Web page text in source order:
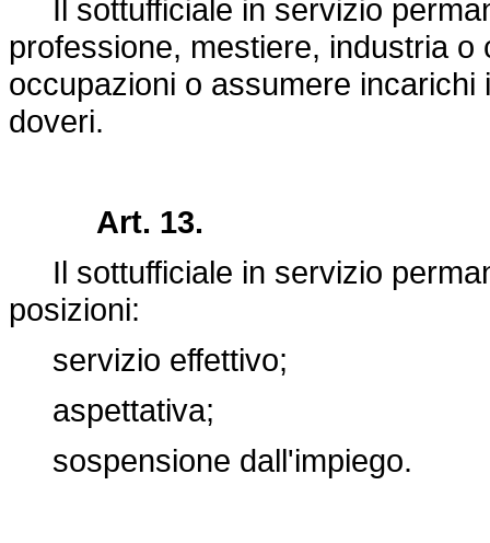
Il sottufficiale in servizio
professione, mestiere, industria
occupazioni o assumere
doveri.
Art. 13.
Il sottufficiale in servizio
posizioni:
servizio effettivo;
aspettativa;
sospensione dall'impiego.